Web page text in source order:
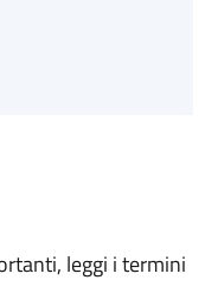
leggi i termini